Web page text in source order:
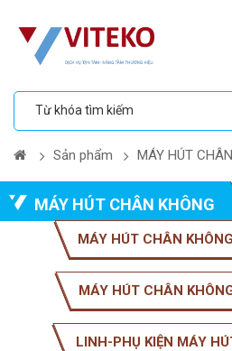
Sản phẩm MÁY HÚT
MÁY HÚT CHÂN KHÔNG
MÁY HÚT CHÂN
MÁY HÚT CHÂN
LINH-PHỤ KIỆN MÁY